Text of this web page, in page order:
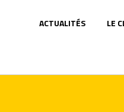
ACTUALITÉS LE